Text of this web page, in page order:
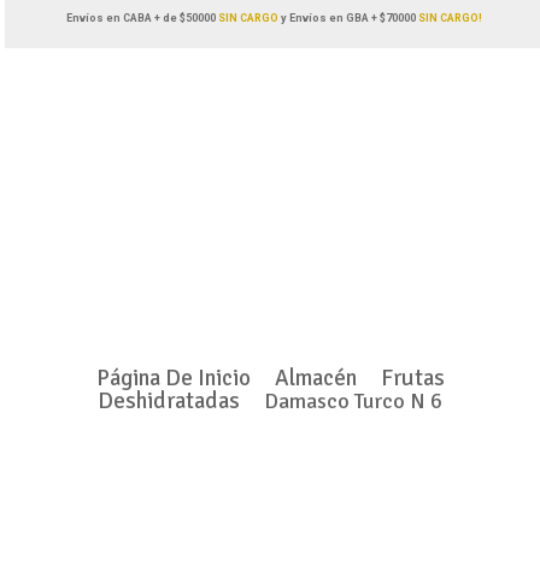
Envíos en CABA + de $50000 SIN CARGO y Envíos en GBA + $70000 SIN CARGO!
Página De Inicio Almacén Frutas
Deshidratadas Damasco Turco N 6